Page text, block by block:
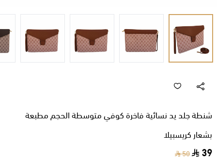
شنطة جلد يد نسائية فاخرة كوفي متوسطة الحجم مطبعة
بشعار كريسبيلا
39
50